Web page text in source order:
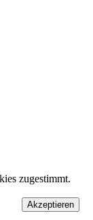
zugestimmt.
Akzeptieren